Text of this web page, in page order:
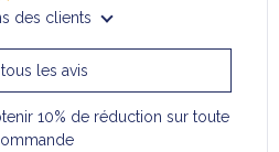
des clients
les avis
10% de réduction sur toute